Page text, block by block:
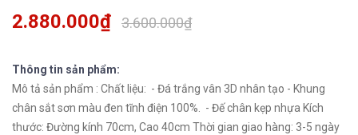
2.880.000₫ 3.600.000₫
Thông tin sản phẩm:
Mô tả sản phẩm : Chất liệu: - Đá trắng vân 3D nhân tạo - Khung
chân sắt sơn màu đen tĩnh điện 100%. - Đế chân kẹp nhựa Kích
thước: Đường kính 70cm, Cao 40cm Thời gian giao hàng: 3-5 ngày